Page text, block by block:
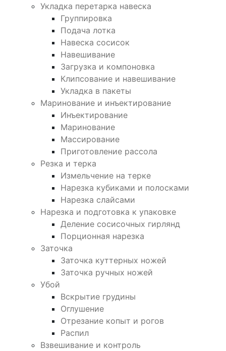
Укладка перетарка навеска
Группировка
Подача лотка
Навеска сосисок
Навешивание
Загрузка и компоновка
Клипсование и навешивание
Укладка в пакеты
Маринование и инъектирование
Инъектирование
Маринование
Массирование
Приготовление рассола
Резка и терка
Измельчение на терке
Нарезка кубиками и полосками
Нарезка слайсами
Нарезка и подготовка к упаковке
Деление сосисочных гирлянд
Порционная нарезка
Заточка
Заточка куттерных ножей
Заточка ручных ножей
Убой
Вскрытие грудины
Оглушение
Отрезание копыт и рогов
Распил
Взвешивание и контроль